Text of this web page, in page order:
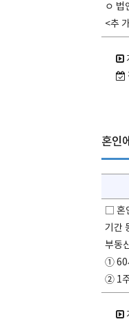
ㅇ 법
<추
혼인
□ 혼
기간
부동
① 60
② 1주